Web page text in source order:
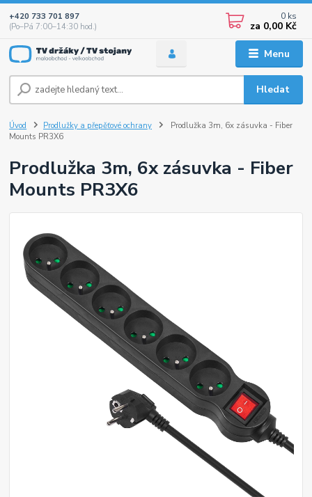
Menu
Hledat
+420 733 701 897
(Po–Pá 7:00–14:30 hod.)
0 ks
za 0,00 Kč
Úvod Prodlužky a přepěťové ochrany
Prodlužka 3m, 6x zásuvka - Fiber
Mounts PR3X6
Prodlužka 3m, 6x zásuvka - Fiber
Mounts PR3X6